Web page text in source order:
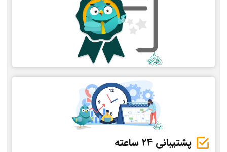
پشتیبانی 24 ساعته